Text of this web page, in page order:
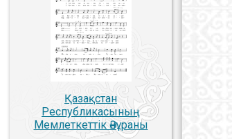
Қазақстан
Республикасының
Мемлеткеттік Әнұраны